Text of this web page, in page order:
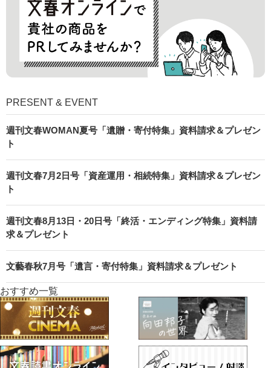
PRESENT & EVENT
週刊文春WOMAN夏号「遺贈・寄付特集」資料請求＆プレゼン
ト
週刊文春7月2日号「資産運用・相続特集」資料請求＆プレゼン
ト
週刊文春8月13日・20日号「終活・エンディング特集」資料請
求＆プレゼント
文藝春秋7月号「遺言・寄付特集」資料請求＆プレゼント
おすすめ一覧